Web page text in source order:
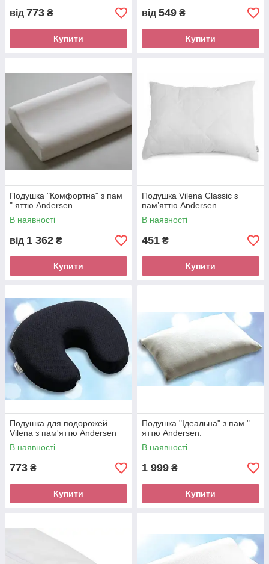
від 773 ₴
Купити
від 549 ₴
Купити
Подушка "Комфортна" з пам
" яттю Andersen.
В наявності
від 1 362 ₴
Купити
Подушка Vilena Classic з
пам’яттю Andersen
В наявності
451 ₴
Купити
Подушка для подорожей
Vilena з пам'яттю Andersen
В наявності
773 ₴
Купити
Подушка "Ідеальна" з пам "
яттю Andersen.
В наявності
1 999 ₴
Купити